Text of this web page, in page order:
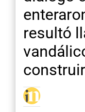
resultó